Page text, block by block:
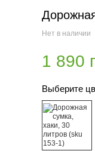
Нет в наличии
1 890
Выберите